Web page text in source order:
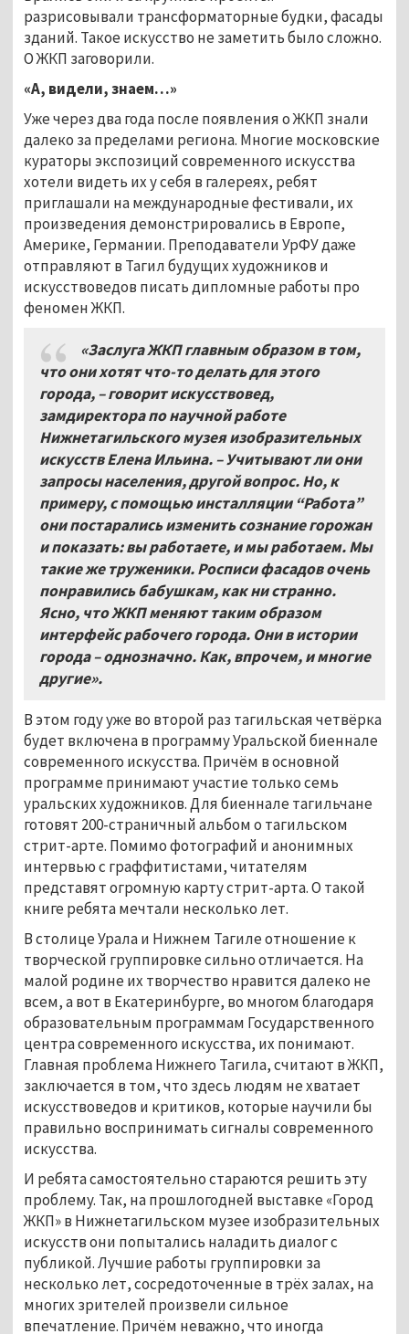
разрисовывали трансформаторные будки, фасады
зданий. Такое искусство не заметить было сложно.
О ЖКП заговорили.
«А, видели, знаем…»
Уже через два года после появления о ЖКП знали
далеко за пределами региона. Многие московские
кураторы экспозиций современного искусства
хотели видеть их у себя в галереях, ребят
приглашали на международные фестивали, их
произведения демонстрировались в Европе,
Америке, Германии. Преподаватели УрФУ даже
отправляют в Тагил будущих художников и
искусствоведов писать дипломные работы про
феномен ЖКП.
«Заслуга ЖКП главным образом в том,
что они хотят что-то делать для этого
города, – говорит искусствовед,
замдиректора по научной работе
Нижнетагильского музея изобразительных
искусств Елена Ильина. – Учитывают ли они
запросы населения, другой вопрос. Но, к
примеру, с помощью инсталляции “Работа”
они постарались изменить сознание горожан
и показать: вы работаете, и мы работаем. Мы
такие же труженики. Росписи фасадов очень
понравились бабушкам, как ни странно.
Ясно, что ЖКП меняют таким образом
интерфейс рабочего города. Они в истории
города – однозначно. Как, впрочем, и многие
другие».
В этом году уже во второй раз тагильская четвёрка
будет включена в программу Уральской биеннале
современного искусства. Причём в основной
программе принимают участие только семь
уральских художников. Для биеннале тагильчане
готовят 200-страничный альбом о тагильском
стрит-арте. Помимо фотографий и анонимных
интервью с граффитистами, читателям
представят огромную карту стрит-арта. О такой
книге ребята мечтали несколько лет.
В столице Урала и Нижнем Тагиле отношение к
творческой группировке сильно отличается. На
малой родине их творчество нравится далеко не
всем, а вот в Екатеринбурге, во многом благодаря
образовательным программам Государственного
центра современного искусства, их понимают.
Главная проблема Нижнего Тагила, считают в ЖКП,
заключается в том, что здесь людям не хватает
искусствоведов и критиков, которые научили бы
правильно воспринимать сигналы современного
искусства.
И ребята самостоятельно стараются решить эту
проблему. Так, на прошлогодней выставке «Город
ЖКП» в Нижнетагильском музее изобразительных
искусств они попытались наладить диалог с
публикой. Лучшие работы группировки за
несколько лет, сосредоточенные в трёх залах, на
многих зрителей произвели сильное
впечатление. Причём неважно, что иногда